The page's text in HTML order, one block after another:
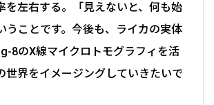
を左右する。「見えないと、何も始
うことです。今後も、ライカの実体
8のX線マイクロトモグラフィを活
世界をイメージングしていきたいで